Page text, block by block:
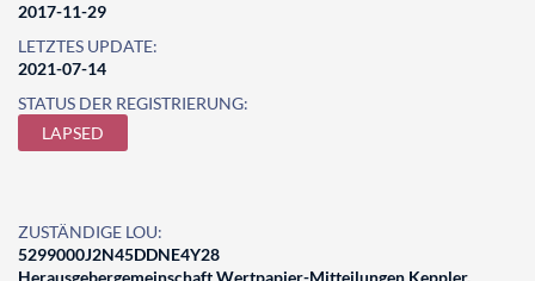
2017-11-29
LETZTES UPDATE:
2021-07-14
STATUS DER REGISTRIERUNG:
LAPSED
ZUSTÄNDIGE LOU:
5299000J2N45DDNE4Y28
Herausgebergemeinschaft Wertpapier-Mitteilungen Keppler,